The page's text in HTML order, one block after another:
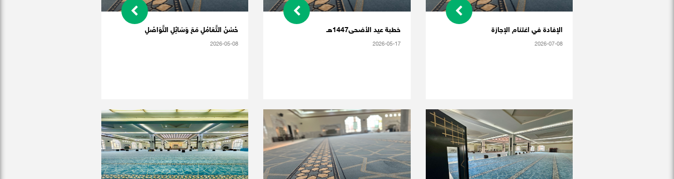
الإفادة في اغتنام الإجازة
2026-07-08
خطبة عيد الأضحى1447هـ
2026-05-17
حُسْنُ التَّعَامُلِ مَعَ وَسَائِلِ التَّوَاصُلِ
2026-05-08